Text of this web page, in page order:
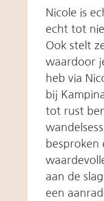
Nicole is
echt tot
Ook stelt
waardoor
heb via
bij
tot rust
besproken
aan de
een